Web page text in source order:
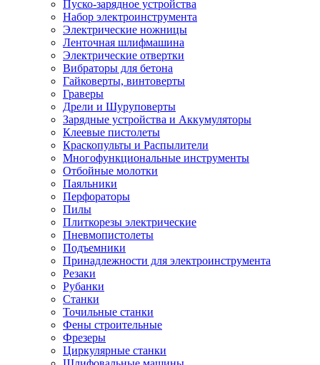
Пуско-зарядное устройства
Набор электроинструмента
Электрические ножницы
Ленточная шлифмашина
Электрические отвертки
Вибраторы для бетона
Гайковерты, винтоверты
Граверы
Дрели и Шуруповерты
Зарядные устройства и Аккумуляторы
Клеевые пистолеты
Краскопульты и Распылители
Многофункциональные инструменты
Отбойные молотки
Паяльники
Перфораторы
Пилы
Плиткорезы электрические
Пневмопистолеты
Подъемники
Принадлежности для электроинструмента
Резаки
Рубанки
Станки
Точильные станки
Фены строительные
Фрезеры
Циркулярные станки